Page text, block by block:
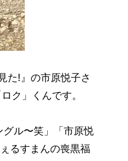
た!』の市原悦子さ
ク」くんです。
ル〜笑」「市原悦
るすまんの喪黒福